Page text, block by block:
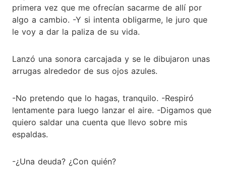
primera vez que me ofrecían sacarme de allí por
algo a cambio. -Y si intenta obligarme, le juro que
le voy a dar la paliza de su vida.
Lanzó una sonora carcajada y se le dibujaron unas
arrugas alrededor de sus ojos azules.
-No pretendo que lo hagas, tranquilo. -Respiró
lentamente para luego lanzar el aire. -Digamos que
quiero saldar una cuenta que llevo sobre mis
espaldas.
-¿Una deuda? ¿Con quién?